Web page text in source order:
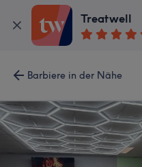
Treatwell
Barbiere in der Nähe